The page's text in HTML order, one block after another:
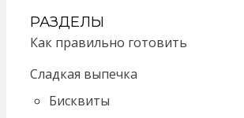
РАЗДЕЛЫ
Как правильно готовить
Сладкая выпечка
Бисквиты